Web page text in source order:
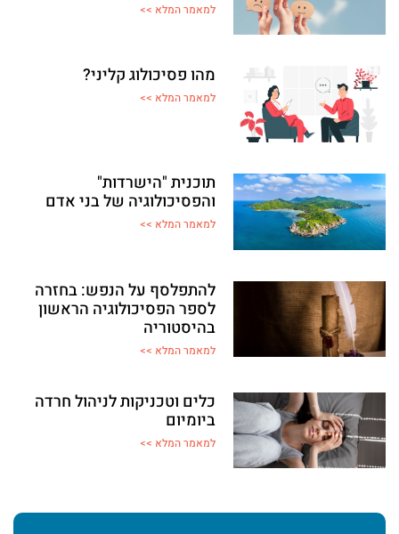
למאמר המלא >>
מהו פסיכולוג קליני?
למאמר המלא >>
תוכנית "הישרדות"
והפסיכולוגיה של בני אדם
למאמר המלא >>
להתפלסף על הנפש: בחזרה
לספר הפסיכולוגיה הראשון
בהיסטוריה
למאמר המלא >>
כלים וטכניקות לניהול חרדה
ביומיום
למאמר המלא >>